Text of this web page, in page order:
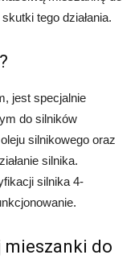
tego działania.
jest specjalnie
do silników
silnikowego oraz
silnika.
silnika 4-
mieszanki do